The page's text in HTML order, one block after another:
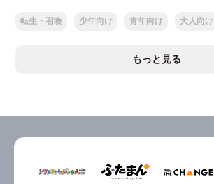
転生・召喚 少年向け 青年向け 大人向け
もっと見る